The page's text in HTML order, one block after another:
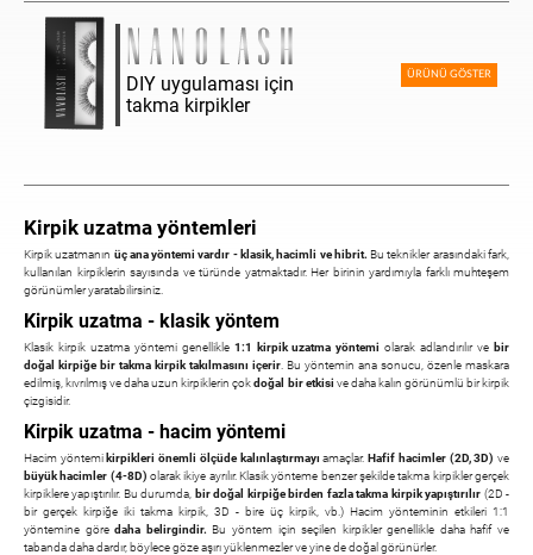
DIY uygulaması için
takma kirpikler
ÜRÜNÜ GÖSTER
Kirpik uzatma yöntemleri
Kirpik uzatmanın üç ana yöntemi vardır - klasik, hacimli ve hibrit. Bu teknikler arasındaki fark,
kullanılan kirpiklerin sayısında ve türünde yatmaktadır. Her birinin yardımıyla farklı muhteşem
görünümler yaratabilirsiniz.
Kirpik uzatma - klasik yöntem
Klasik kirpik uzatma yöntemi genellikle 1:1 kirpik uzatma yöntemi olarak adlandırılır ve bir
doğal kirpiğe bir takma kirpik takılmasını içerir . Bu yöntemin ana sonucu, özenle maskara
edilmiş, kıvrılmış ve daha uzun kirpiklerin çokdoğal bir etkisi ve daha kalın görünümlü bir kirpik
çizgisidir.
Kirpik uzatma - hacim yöntemi
Hacim yöntemi kirpikleri önemli ölçüde kalınlaştırmayı amaçlar. Hafif hacimler (2D, 3D) ve
büyük hacimler (4-8D) olarak ikiye ayrılır. Klasik yönteme benzer şekilde takma kirpikler gerçek
kirpiklere yapıştırılır. Bu durumda,
bir doğal kirpiğe birden fazla takma kirpik yapıştırılır (2D -
bir gerçek kirpiğe iki takma kirpik, 3D - bire üç kirpik, vb.) Hacim yönteminin etkileri 1:1
yöntemine göredaha belirgindir. Bu yöntem için seçilen kirpikler genellikle daha hafif ve
tabanda daha dardır, böylece göze aşırı yüklenmezler ve yine de doğal görünürler.